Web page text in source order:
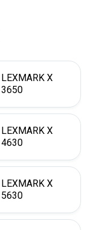
LEXMARK X
3650
LEXMARK X
4630
LEXMARK X
5630